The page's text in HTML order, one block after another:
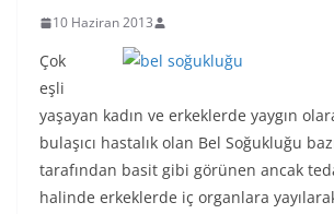
10 Haziran 2013
Çok
eşli
yaşayan kadın ve erkeklerde yaygın
bulaşıcı hastalık olan Bel Soğukluğu
tarafından basit gibi görünen ancak
halinde erkeklerde iç organlara